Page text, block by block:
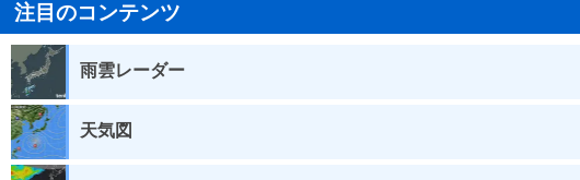
注目のコンテンツ
雨雲レーダー
天気図